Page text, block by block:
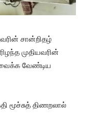
சான்றிதழ்
முதியவரின்
வைக்க வேண்டிய
மூச்சுத் திணறலால்